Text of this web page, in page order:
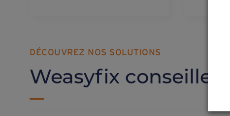
DÉCOUVREZ NOS SOLUTIONS
Weasyfix conseille